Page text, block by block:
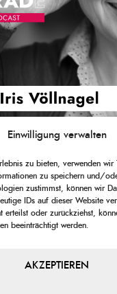
Einwilligung verwalten
zu bieten, verwenden wir
zu speichern und/
zustimmst, können wir
IDs auf dieser Website
erteilst oder zurückziehst,
beeinträchtigt werden.
AKZEPTIEREN
auf unterschiedlichen
mehrere Sprachen und
über das, was sie erlebt
BACKWARD
PAUSE